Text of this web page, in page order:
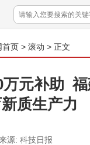
首页 > 滚动 > 正文
万元补助
质生产力
源: 科技日报